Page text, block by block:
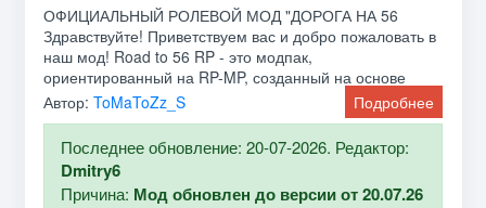
ОФИЦИАЛЬНЫЙ РОЛЕВОЙ МОД "ДОРОГА НА 56
Здравствуйте! Приветствуем вас и добро пожаловать в
наш мод! Road to 56 RP - это модпак,
ориентированный на RP-MP, созданный на основе
оригинального мода Road to
Автор: ToMaToZz_S Подробнее
Последнее обновление: 20-07-2026. Редактор:
Dmitry6
Причина: Мод обновлен до версии от 20.07.26